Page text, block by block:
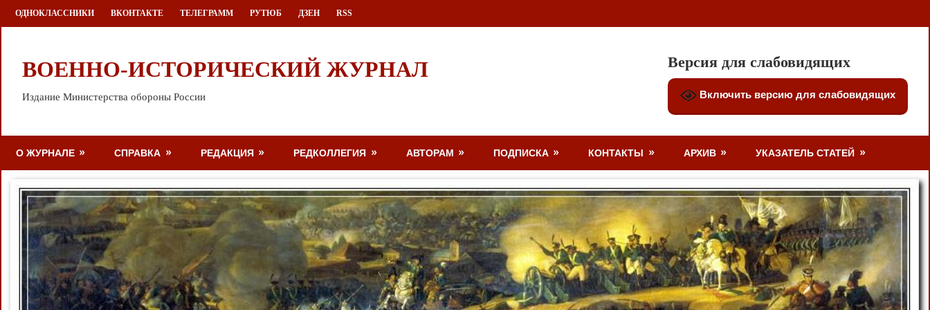
Перейти
к
ОДНОКЛАССНИКИ ВКОНТАКТЕ ТЕЛЕГРАММ РУТЮБ ДЗЕН RSS
ВОЕННО-ИСТОРИЧЕСКИЙ ЖУРНАЛ
Издание Министерства обороны России
Версия для слабовидящих
Включить версию для слабовидящих
О ЖУРНАЛЕ СПРАВКА РЕДАКЦИЯ РЕДКОЛЛЕГИЯ АВТОРАМ ПОДПИСКА КОНТАКТЫ АРХИВ УКАЗАТЕЛЬ СТАТЕЙ